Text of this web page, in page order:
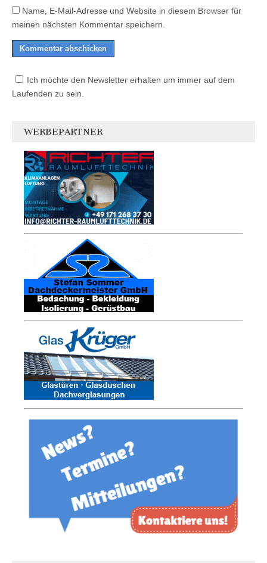
Name, E-Mail-Adresse und Website in diesem Browser für
meinen nächsten Kommentar speichern.
Ich möchte den Newsletter erhalten um immer auf dem
Laufenden zu sein.
WERBEPARTNER